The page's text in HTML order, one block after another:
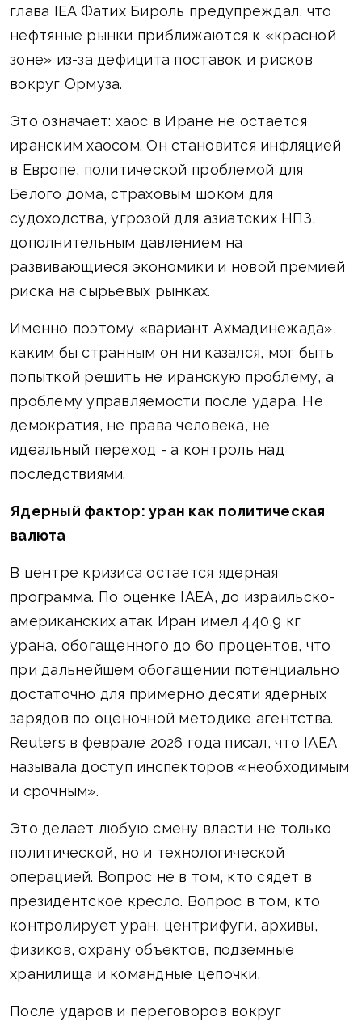
глава IEA Фатих Бироль предупреждал, что
нефтяные рынки приближаются к «красной
зоне» из-за дефицита поставок и рисков
вокруг Ормуза.
Это означает: хаос в Иране не остается
иранским хаосом. Он становится инфляцией
в Европе, политической проблемой для
Белого дома, страховым шоком для
судоходства, угрозой для азиатских НПЗ,
дополнительным давлением на
развивающиеся экономики и новой премией
риска на сырьевых рынках.
Именно поэтому «вариант Ахмадинежада»,
каким бы странным он ни казался, мог быть
попыткой решить не иранскую проблему, а
проблему управляемости после удара. Не
демократия, не права человека, не
идеальный переход - а контроль над
последствиями.
Ядерный фактор: уран как политическая
валюта
В центре кризиса остается ядерная
программа. По оценке IAEA, до израильско-
американских атак Иран имел 440,9 кг
урана, обогащенного до 60 процентов, что
при дальнейшем обогащении потенциально
достаточно для примерно десяти ядерных
зарядов по оценочной методике агентства.
Reuters в феврале 2026 года писал, что IAEA
называла доступ инспекторов «необходимым
и срочным».
Это делает любую смену власти не только
политической, но и технологической
операцией. Вопрос не в том, кто сядет в
президентское кресло. Вопрос в том, кто
контролирует уран, центрифуги, архивы,
физиков, охрану объектов, подземные
хранилища и командные цепочки.
После ударов и переговоров вокруг